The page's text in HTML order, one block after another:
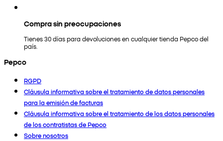
Compra sin preocupaciones
Tienes 30 días para devoluciones en cualquier tienda Pepco del
país.
Pepco
RGPD
Cláusula informativa sobre el tratamiento de datos personales
para la emisión de facturas
Cláusula informativa sobre el tratamiento de los datos personales
de los contratistas de Pepco
Sobre nosotros